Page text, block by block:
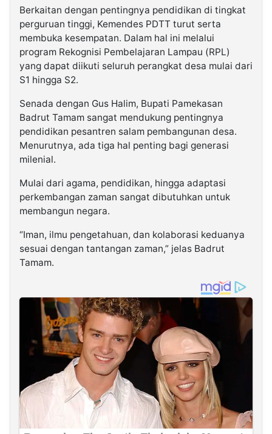
Berkaitan dengan pentingnya pendidikan di tingkat
perguruan tinggi, Kemendes PDTT turut serta
membuka kesempatan. Dalam hal ini melalui
program Rekognisi Pembelajaran Lampau (RPL)
yang dapat diikuti seluruh perangkat desa mulai dari
S1 hingga S2.
Senada dengan Gus Halim, Bupati Pamekasan
Badrut Tamam sangat mendukung pentingnya
pendidikan pesantren salam pembangunan desa.
Menurutnya, ada tiga hal penting bagi generasi
milenial.
Mulai dari agama, pendidikan, hingga adaptasi
perkembangan zaman sangat dibutuhkan untuk
membangun negara.
“Iman, ilmu pengetahuan, dan kolaborasi keduanya
sesuai dengan tantangan zaman,” jelas Badrut
Tamam.